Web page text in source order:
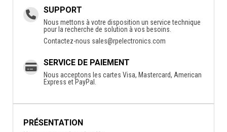
SUPPORT
Nous mettons à votre disposition un service technique
pour la recherche de solution à vos besoins.
Contactez-nous sales@rpelectronics.com
SERVICE DE PAIEMENT
Nous acceptons les cartes Visa, Mastercard, American
Express et PayPal.
PRÉSENTATION